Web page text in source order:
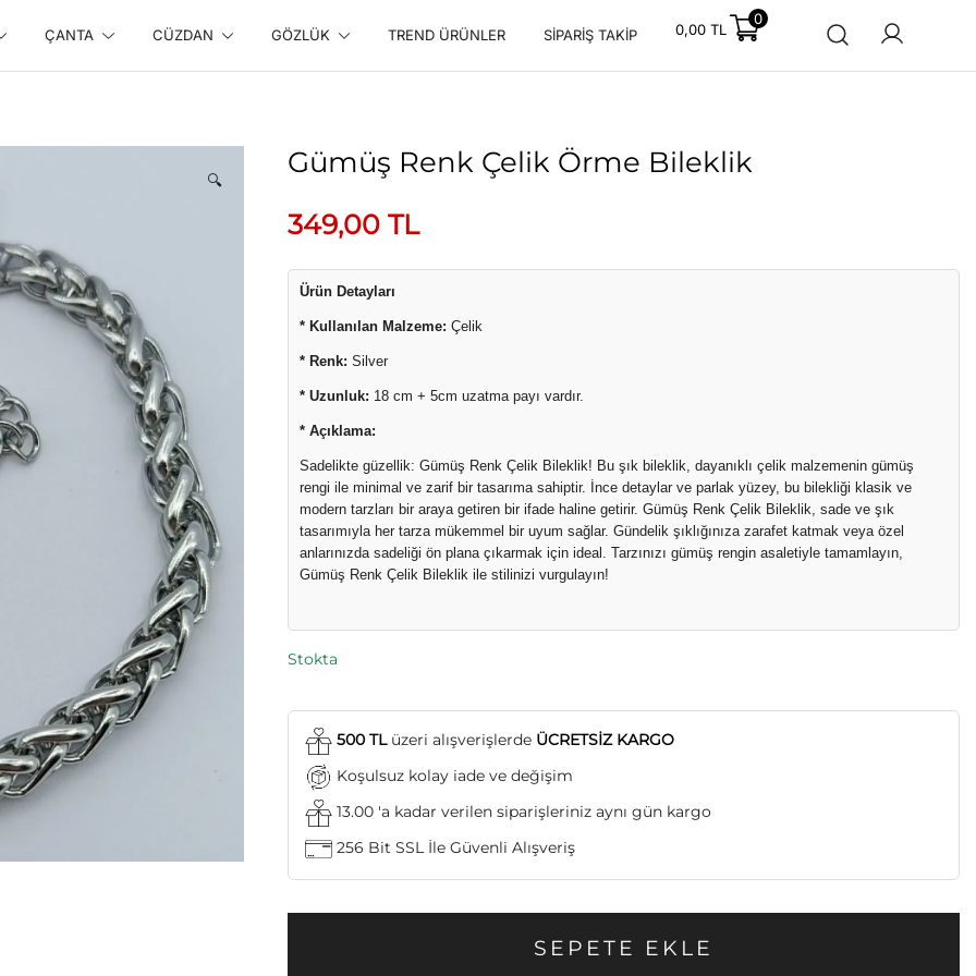
ÇANTA CÜZDAN GÖZLÜK TREND ÜRÜNLER SIPARIŞ TAKIP 0,00TL
0
🔍
Gümüş Renk Çelik Örme Bileklik
349,00 TL
Ürün Detayları
* Kullanılan Malzeme: Çelik
* Renk: Silver
* Uzunluk: 18 cm + 5cm uzatma payı vardır.
* Açıklama:
Sadelikte güzellik: Gümüş Renk Çelik Bileklik! Bu şık bileklik, dayanıklı çelik malzemenin gümüş
rengi ile minimal ve zarif bir tasarıma sahiptir. İnce detaylar ve parlak yüzey, bu bilekliği klasik ve
modern tarzları bir araya getiren bir ifade haline getirir. Gümüş Renk Çelik Bileklik, sade ve şık
tasarımıyla her tarza mükemmel bir uyum sağlar. Gündelik şıklığınıza zarafet katmak veya özel
anlarınızda sadeliği ön plana çıkarmak için ideal. Tarzınızı gümüş rengin asaletiyle tamamlayın,
Gümüş Renk Çelik Bileklik ile stilinizi vurgulayın!
Stokta
500 TLüzeri alışverişlerde ÜCRETSİZ KARGO
Koşulsuz kolay iade ve değişim
13.00 'a kadar verilen siparişleriniz aynı gün kargo
256 Bit SSL İle Güvenli Alışveriş
SEPETE EKLE